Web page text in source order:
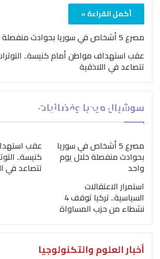
أكمل القراءة »
مصرع 5 أشخاص في سوريا بحوادث منفصلة خلال يوم واحد
عقب استهداف مواطن أمام كنيسة..
تتصاعد في اللاذقية
سوشيال ميديا وفضائيات
بمناسبة اليوم الدولي..
“الصحة العالمية” تؤكد
ضرورة اتباع نهج
لمواجهة إدمان
مصرع 5 أشخاص في سوريا
بحوادث منفصلة خلال يوم
واحد
عقب
كنيسة..
تتصاعد في
استمرار الاعتقالات
السياسية.. تركيا توقف 4
نشطاء من حزب المساواة
أخبار العلوم والتكنولوجيا